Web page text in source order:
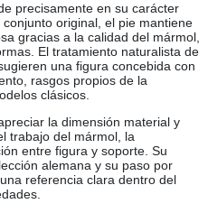
precisamente en su carácter
original, el pie mantiene
gracias a la calidad del mármol,
El tratamiento naturalista de
una figura concebida con
rasgos propios de la
clásicos.
la dimensión material y
trabajo del mármol, la
entre figura y soporte. Su
alemana y su paso por
referencia clara dentro del